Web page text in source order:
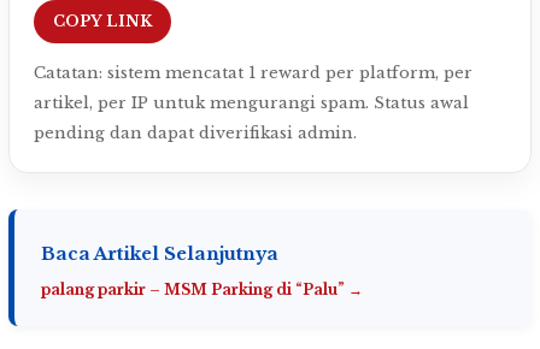
COPY LINK
Catatan: sistem mencatat 1 reward per platform, per
artikel, per IP untuk mengurangi spam. Status awal
pending dan dapat diverifikasi admin.
Baca Artikel Selanjutnya
palang parkir – MSM Parking di “Palu” →